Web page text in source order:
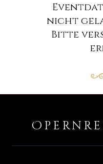
nicht
Bitte
O